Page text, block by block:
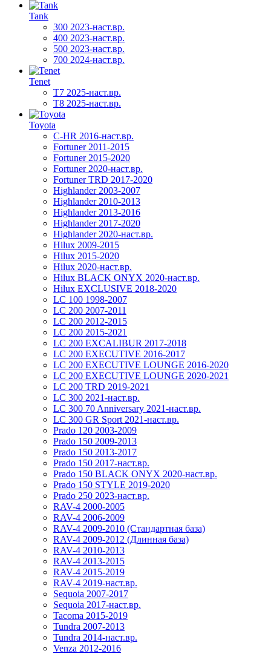
Tank
300 2023-наст.вр.
400 2023-наст.вр.
500 2023-наст.вр.
700 2024-наст.вр.
Tenet
T7 2025-наст.вр.
T8 2025-наст.вр.
Toyota
C-HR 2016-наст.вр.
Fortuner 2011-2015
Fortuner 2015-2020
Fortuner 2020-наст.вр.
Fortuner TRD 2017-2020
Highlander 2003-2007
Highlander 2010-2013
Highlander 2013-2016
Highlander 2017-2020
Highlander 2020-наст.вр.
Hilux 2009-2015
Hilux 2015-2020
Hilux 2020-наст.вр.
Hilux BLACK ONYX 2020-наст.вр.
Hilux EXCLUSIVE 2018-2020
LC 100 1998-2007
LC 200 2007-2011
LC 200 2012-2015
LC 200 2015-2021
LC 200 EXCALIBUR 2017-2018
LC 200 EXECUTIVE 2016-2017
LC 200 EXECUTIVE LOUNGE 2016-2020
LC 200 EXECUTIVE LOUNGE 2020-2021
LC 200 TRD 2019-2021
LC 300 2021-наст.вр.
LC 300 70 Anniversary 2021-наст.вр.
LC 300 GR Sport 2021-наст.вр.
Prado 120 2003-2009
Prado 150 2009-2013
Prado 150 2013-2017
Prado 150 2017-наст.вр.
Prado 150 BLACK ONYX 2020-наст.вр.
Prado 150 STYLE 2019-2020
Prado 250 2023-наст.вр.
RAV-4 2000-2005
RAV-4 2006-2009
RAV-4 2009-2010 (Стандартная база)
RAV-4 2009-2012 (Длинная база)
RAV-4 2010-2013
RAV-4 2013-2015
RAV-4 2015-2019
RAV-4 2019-наст.вр.
Sequoia 2007-2017
Sequoia 2017-наст.вр.
Tacoma 2015-2019
Tundra 2007-2013
Tundra 2014-наст.вр.
Venza 2012-2016